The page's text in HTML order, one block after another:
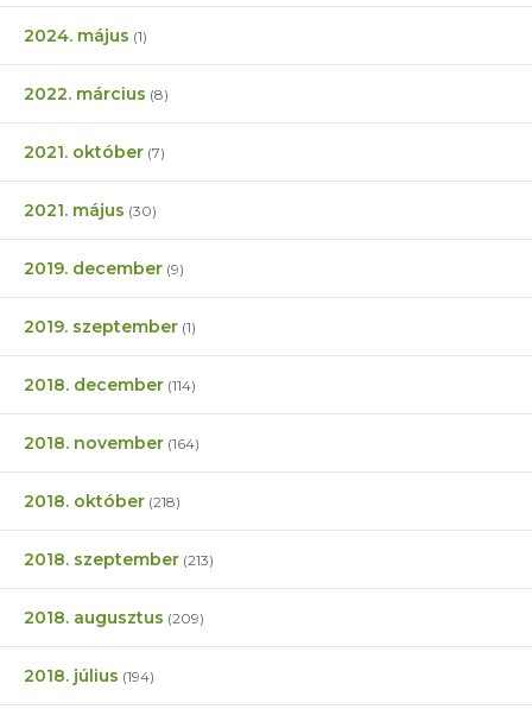
2024. május (1)
2022. március (8)
2021. október (7)
2021. május (30)
2019. december (9)
2019. szeptember (1)
2018. december (114)
2018. november (164)
2018. október (218)
2018. szeptember (213)
2018. augusztus (209)
2018. július (194)